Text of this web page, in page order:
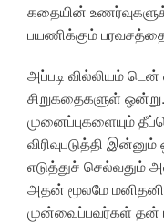
கதையின்
பயணிக்கும்
அப்படி வில்லியம்
சிறுகதைகளுள்
முனைப்புகளையும்
விரிவுபடுத்தி
எடுத்துச் செல்வதும்
அதன் மூலமே
முன்வைப்பவர்கள் தன்